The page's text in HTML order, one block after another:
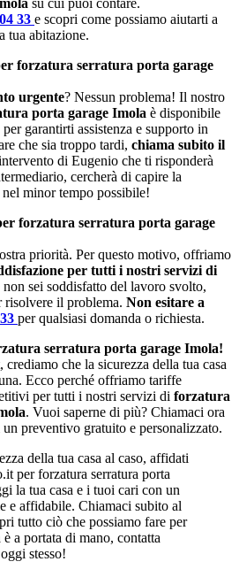
33 e scopri come possiamo aiutarti a
tua abitazione.
forzatura serratura porta garage
urgente? Nessun problema! Il nostro
porta garage Imola è disponibile
garantirti assistenza e supporto in
che sia troppo tardi, chiama subito il
di Eugenio che ti risponderà
cercherà di capire la
nel minor tempo possibile!
forzatura serratura porta garage
priorità. Per questo motivo, offriamo
per tutti i nostri servizi di
non sei soddisfatto del lavoro svolto,
risolvere il problema. Non esitare a
per qualsiasi domanda o richiesta.
serratura porta garage Imola!
che la sicurezza della tua casa
Ecco perché offriamo tariffe
per tutti i nostri servizi di forzatura
. Vuoi saperne di più? Chiamaci ora
preventivo gratuito e personalizzato.
della tua casa al caso, affidati
per forzatura serratura porta
la tua casa e i tuoi cari con un
e affidabile. Chiamaci subito al
tutto ciò che possiamo fare per
a portata di mano, contatta
stesso!